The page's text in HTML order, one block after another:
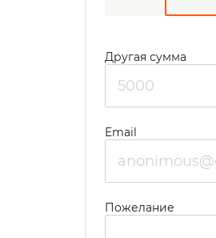
Другая сумма
Email
Пожелание